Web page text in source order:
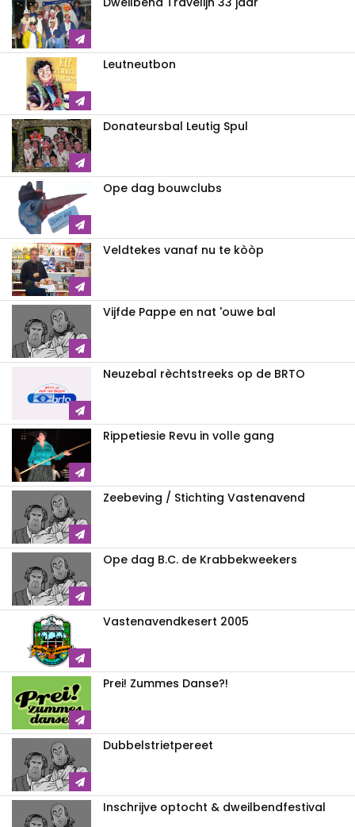
Leutneutbon
Donateursbal Leutig Spul
Ope dag bouwclubs
Veldtekes vanaf nu te kòòp
Vijfde Pappe en nat 'ouwe bal
Neuzebal rèchtstreeks op de BRTO
Rippetiesie Revu in volle gang
Zeebeving / Stichting Vastenavend
Ope dag B.C. de Krabbekweekers
Vastenavendkesert 2005
Prei! Zummes Danse?!
Dubbelstrietpereet
Inschrijve optocht & dweilbendfestival